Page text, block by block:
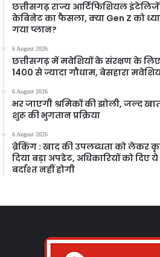
छत्तीसगढ़ राज्य आर्टिफिशियल
केबिनेट का फैसला, क्या Gen Z को
गया प्लान?
6 August 2026
छत्तीसगढ़ में मवेशियों के संरक्षण के
1400 से ज्यादा गौधाम, बेसहारा
6 August 2026
भर जाएगी श्रमिकों की झोली, जल्द
शुरू की भुगतान प्रक्रिया
6 August 2026
ब्रेकिंग : खाद की उपलब्धता को लेकर
दिया बड़ा अपडेट, अधिकारियों को दिए
बर्दाश्त नहीं होगी